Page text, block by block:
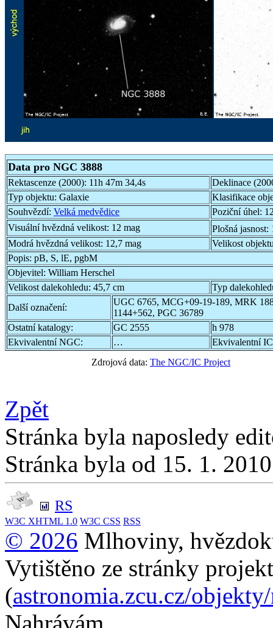
Data pro NGC 3888
Rektascenze (2000): 11h 47m 34,4s
Deklinace
Typ objektu: Galaxie
Klasifikace
Souhvězdí: Velká medvědice Poziční úhel:
Visuální hvězdná velikost: 12 mag Plošná jasnost:
Modrá hvězdná velikost: 12,7 mag
Velikost
Popis: pB, S, lE, pgbM
Objevitel: William Herschel
Velikost dalekohledu: 45,7 cm
Typ
Další označení:
UGC 6765, MCG+09-19-189, MRK
1144+562, PGC 36789
Ostatní katalogy:
GC 2555
h 978
Ekvivalentní NGC:
…
Ekvivalentní
Zdrojová data: The NGC/IC Project
Zpět
Stránka byla naposledy
Stránka byla od 15. 1.
RS
W3C XHTML 1.0 W3C CSS RSS
© 2026 Mlhoviny,
Vytištěno ze stránky
(astronomia.zcu.cz/
Nahrávám...